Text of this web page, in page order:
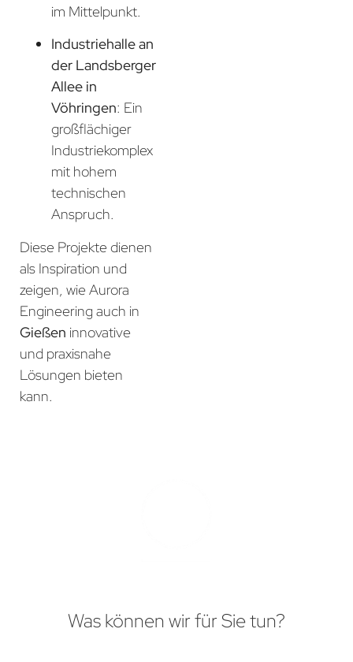
im Mittelpunkt.
Industriehalle an
der Landsberger
Allee in
Vöhringen: Ein
großflächiger
Industriekomplex
mit hohem
technischen
Anspruch.
Diese Projekte dienen
als Inspiration und
zeigen, wie Aurora
Engineering auch in
Gießen innovative
und praxisnahe
Lösungen bieten
kann.
Was können wir für Sie tun?